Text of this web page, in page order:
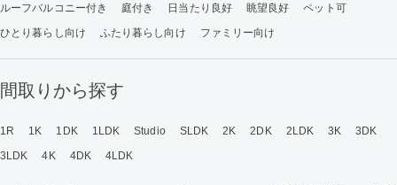
ルーフバルコニー付き 庭付き 日当たり良好 眺望良好
ペット可
ひとり暮らし向け
ふたり暮らし向け ファミリー向け
間取りから探す
1R 1K 1DK 1LDK Studio SLDK 2K 2DK 2LDK 3K
3DK
3LDK
4K 4DK 4LDK